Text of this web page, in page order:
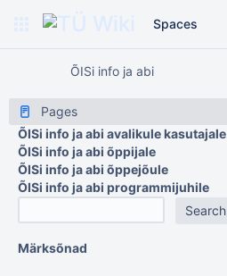
Spaces
ÕISi info ja abi
Pages
ÕISi info ja abi avalikule kasutajale
ÕISi info ja abi õppijale
ÕISi info ja abi õppejõule
ÕISi info ja abi programmijuhile
Märksõnad